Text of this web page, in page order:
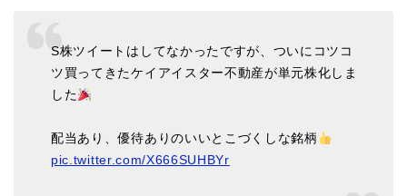
S株ツイートはしてなかったですが、ついにコツコ
ツ買ってきたケイアイスター不動産が単元株化しま
した
配当あり、優待ありのいいとこづくしな銘柄
pic.twitter.com/X666SUHBYr